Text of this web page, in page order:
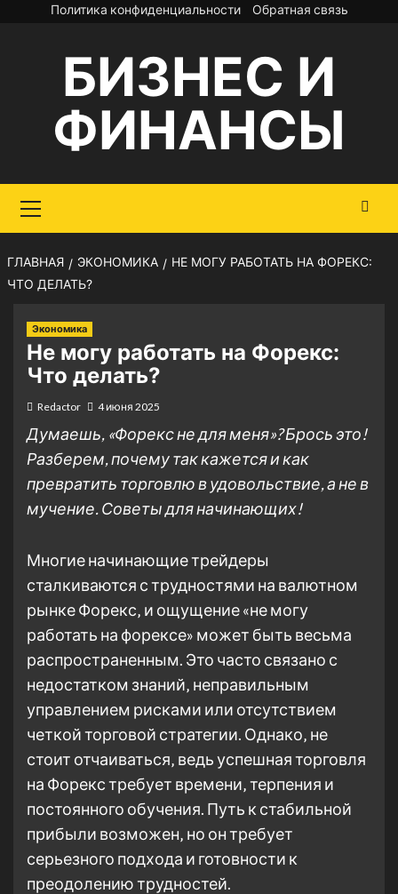
Перейти
содержимому
Политика конфиденциальности Обратная связь
БИЗНЕС И
ФИНАНСЫ
меню
ГЛАВНАЯ ЭКОНОМИКА
НЕ МОГУ РАБОТАТЬ НА ФОРЕКС:
ЧТО ДЕЛАТЬ?
Экономика
Не могу работать на Форекс:
Что делать?
Redactor 4 июня 2025
Думаешь, «Форекс не для меня»? Брось это!
Разберем, почему так кажется и как
превратить торговлю в удовольствие, а не в
мучение. Советы для начинающих!
Многие начинающие трейдеры
сталкиваются с трудностями на валютном
рынке Форекс‚ и ощущение «не могу
работать на форексе» может быть весьма
распространенным. Это часто связано с
недостатком знаний‚ неправильным
управлением рисками или отсутствием
четкой торговой стратегии. Однако‚ не
стоит отчаиваться‚ ведь успешная торговля
на Форекс требует времени‚ терпения и
постоянного обучения. Путь к стабильной
прибыли возможен‚ но он требует
серьезного подхода и готовности к
преодолению трудностей.